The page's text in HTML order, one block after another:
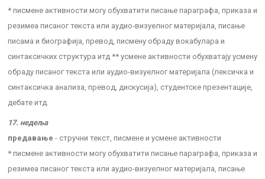
* писмене активности могу обухватити писање параграфа, приказа и
резимеа писаног текста или аудио-визуелног материјала, писање
писама и биографија, превод, писмену обраду вокабулара и
синтаксичких структура итд ** усмене активности обухватају усмену
обраду писаног текста или аудио-визуелног материјала (лексичка и
синтаксичка анализа, превод, дискусија), студентске презентације,
дебате итд.
17. недеља
предавање - стручни текст, писмене и усмене активности
* писмене активности могу обухватити писање параграфа, приказа и
резимеа писаног текста или аудио-визуелног материјала, писање